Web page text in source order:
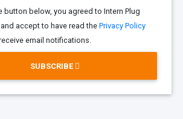
button below, you agreed to Intern Plug
and accept to have read the Privacy Policy
email notifications.
SUBSCRIBE